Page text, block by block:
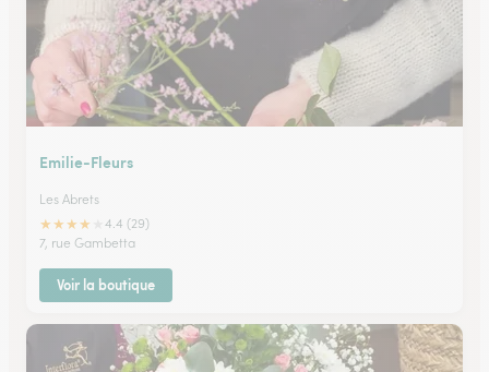
Emilie-Fleurs
Les Abrets
★★★★
4.4 (29)
7, rue Gambetta
Voir la boutique